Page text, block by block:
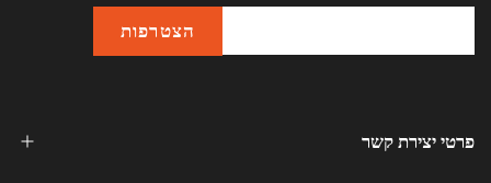
פרטי יצירת קשר